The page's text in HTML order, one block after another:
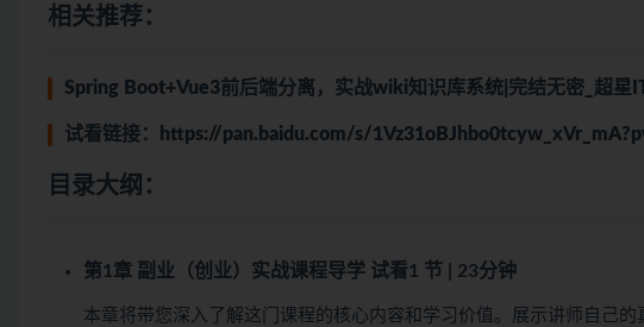
相关推荐：
Spring Boot+Vue3前后端分离，实战wiki知识库系统|完结无密_超星
试看链接： https://pan.baidu.com/s/
目录大纲：
第1章 副业（创业）实战课程导学 试看1 节 | 23分钟
本章将带您深入了解这门课程的核心内容和学习价值。展示讲师自己